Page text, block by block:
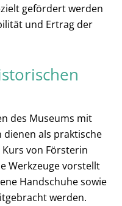
gefördert werden
und Ertrag der
des Museums mit
als praktische
von Försterin
Werkzeuge vorstellt
Handschuhe sowie
werden.